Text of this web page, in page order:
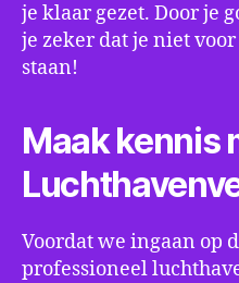
je klaar gezet. Door je
je zeker dat je niet
staan!
Maak kennis
Voordat we ingaan op
professioneel